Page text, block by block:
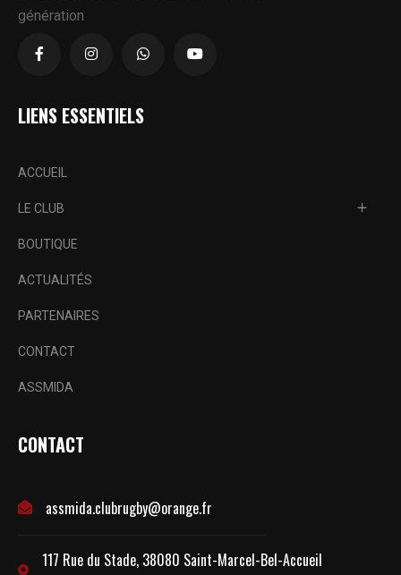
génération
LIENS ESSENTIELS
ACCUEIL
LE CLUB
BOUTIQUE
ACTUALITÉS
PARTENAIRES
CONTACT
ASSMIDA
CONTACT
assmida.clubrugby@orange.fr
117 Rue du Stade, 38080 Saint-Marcel-Bel-Accueil